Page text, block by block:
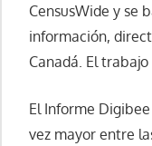
CensusWide y se
información,
Canadá. El
El Informe
vez mayor entre